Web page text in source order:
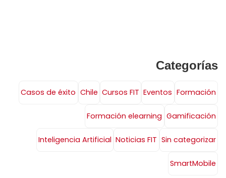
Categorías
Casos de éxito Chile Cursos FIT Eventos Formación
Formación elearning Gamificación
Inteligencia Artificial Noticias FIT Sin categorizar
SmartMobile